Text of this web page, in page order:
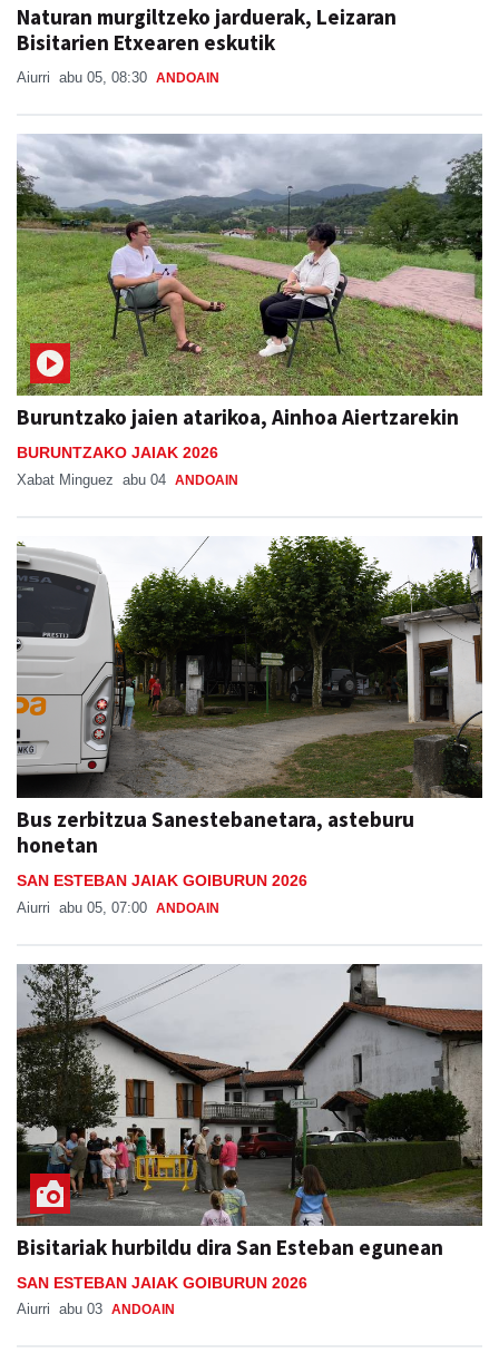
Naturan murgiltzeko jarduerak, Leizaran
Bisitarien Etxearen eskutik
Aiurri abu 05, 08:30 ANDOAIN
Buruntzako jaien atarikoa, Ainhoa Aiertzarekin
BURUNTZAKO JAIAK 2026
Xabat Minguez abu 04 ANDOAIN
Bus zerbitzua Sanestebanetara, asteburu
honetan
SAN ESTEBAN JAIAK GOIBURUN 2026
Aiurri abu 05, 07:00 ANDOAIN
Bisitariak hurbildu dira San Esteban egunean
SAN ESTEBAN JAIAK GOIBURUN 2026
Aiurri abu 03 ANDOAIN